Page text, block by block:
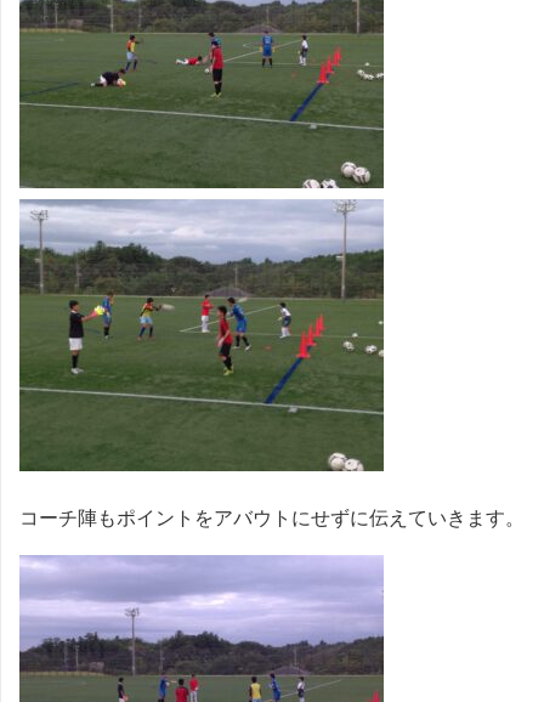
コーチ陣もポイントをアバウトにせずに伝えていきます。